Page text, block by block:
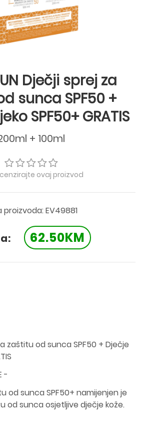
Dječji sprej za
sunca SPF50 +
SPF50+ GRATIS
+ 100ml
ovaj proizvod
proizvoda: EV49881
62.50KM
zaštitu od sunca SPF50 + Dječje
-
od sunca SPF50+ namijenjen je
od sunca osjetljive dječje kože.